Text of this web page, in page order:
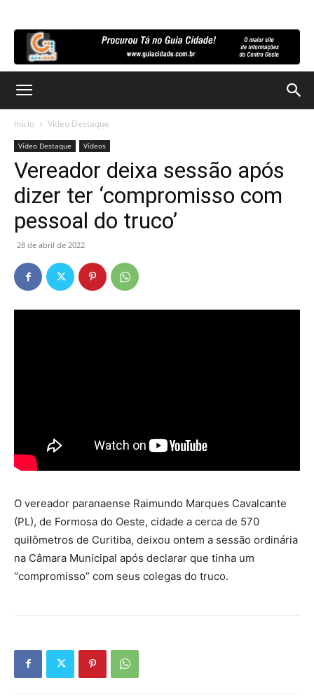
Início Vídeo Destaque
Vídeo Destaque Vídeos
Vereador deixa sessão após
dizer ter ‘compromisso com
pessoal do truco’
28 de abril de 2022
O vereador paranaense Raimundo Marques Cavalcante
(PL), de Formosa do Oeste, cidade a cerca de 570
quilômetros de Curitiba, deixou ontem a sessão ordinária
na Câmara Municipal após declarar que tinha um
“compromisso” com seus colegas do truco.